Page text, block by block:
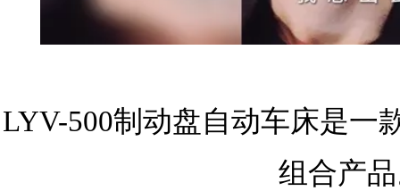
LYV-500制动盘自动车床是一
组合产